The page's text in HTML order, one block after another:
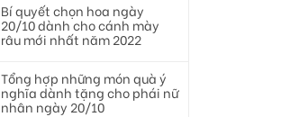
Bí quyết chọn hoa ngày
20/10 dành cho cánh mày
râu mới nhất năm 2022
Tổng hợp những món quà ý
nghĩa dành tặng cho phái nữ
nhân ngày 20/10